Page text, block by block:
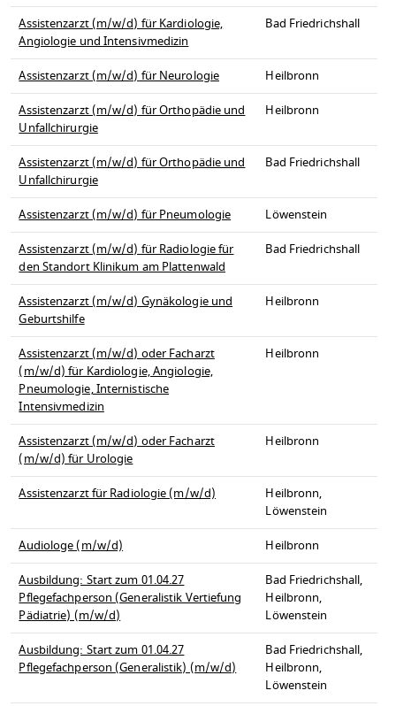
Assistenzarzt (m/w/d) für Kardiologie,
Angiologie und Intensivmedizin
Bad Friedrichshall
Assistenzarzt (m/w/d) für Neurologie
Heilbronn
Assistenzarzt (m/w/d) für Orthopädie und
Unfallchirurgie
Heilbronn
Assistenzarzt (m/w/d) für Orthopädie und
Unfallchirurgie
Bad Friedrichshall
Assistenzarzt (m/w/d) für Pneumologie
Löwenstein
Assistenzarzt (m/w/d) für Radiologie für
den Standort Klinikum am Plattenwald
Bad Friedrichshall
Assistenzarzt (m/w/d) Gynäkologie und
Geburtshilfe
Heilbronn
Assistenzarzt (m/w/d) oder Facharzt
(m/w/d) für Kardiologie, Angiologie,
Pneumologie, Internistische
Intensivmedizin
Heilbronn
Assistenzarzt (m/w/d) oder Facharzt
(m/w/d) für Urologie
Heilbronn
Assistenzarzt für Radiologie (m/w/d)
Heilbronn,
Löwenstein
Audiologe (m/w/d)
Heilbronn
Ausbildung: Start zum 01.04.27
Pflegefachperson (Generalistik Vertiefung
Pädiatrie) (m/w/d)
Bad Friedrichshall,
Heilbronn,
Löwenstein
Ausbildung: Start zum 01.04.27
Pflegefachperson (Generalistik) (m/w/d)
Bad Friedrichshall,
Heilbronn,
Löwenstein